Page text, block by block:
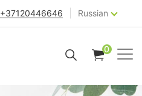
+37120446646 Russian
0